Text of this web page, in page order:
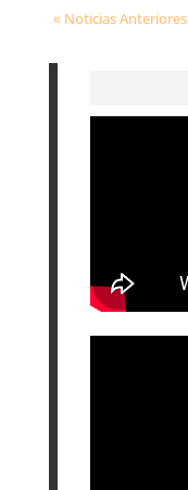
« Noticias Anteriores